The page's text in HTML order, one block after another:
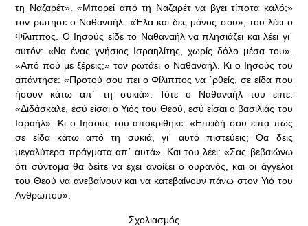
τη Ναζαρέτ». «Μπορεί από τη Ναζαρέτ να βγει τίποτα καλό;»
τον ρώτησε ο Ναθαναήλ. «Έλα και δες μόνος σου», του λέει ο
Φίλιππος. Ο Ιησούς είδε το Ναθαναήλ να πλησιάζει και λέει γι΄
αυτόν: «Να ένας γνήσιος Ισραηλίτης, χωρίς δόλο μέσα του».
«Από πού με ξέρεις;» τον ρωτάει ο Ναθαναήλ. Κι ο Ιησούς του
απάντησε: «Προτού σου πει ο Φίλιππος να ΄ρθείς, σε είδα που
ήσουν κάτω απ΄ τη συκιά». Τότε ο Ναθαναήλ του είπε:
«Διδάσκαλε, εσύ είσαι ο Υιός του Θεού, εσύ είσαι ο βασιλιάς του
Ισραήλ». Κι ο Ιησούς του αποκρίθηκε: «Επειδή σου είπα πως
σε είδα κάτω από τη συκιά, γι΄ αυτό πιστεύεις; Θα δεις
μεγαλύτερα πράγματα απ΄ αυτά». Και του λέει: «Σας βεβαιώνω
ότι σύντομα θα δείτε να έχει ανοίξει ο ουρανός, και οι άγγελοι
του Θεού να ανεβαίνουν και να κατεβαίνουν πάνω στον Υιό του
Ανθρώπου».
Σχολιασμός